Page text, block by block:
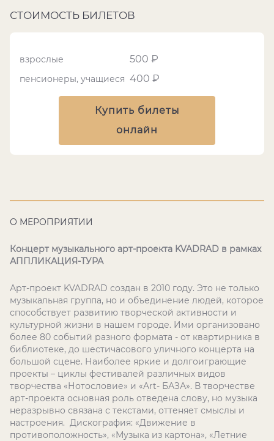
СТОИМОСТЬ БИЛЕТОВ
взрослые 500 ₽
пенсионеры, учащиеся 400 ₽
Купить билеты
онлайн
О МЕРОПРИЯТИИ
Концерт музыкального арт-проекта KVADRAD в рамках
АППЛИКАЦИЯ-ТУРА
Арт-проект KVADRAD создан в 2010 году. Это не только
музыкальная группа, но и объединение людей, которое
способствует развитию творческой активности и
культурной жизни в нашем городе. Ими организовано
более 80 событий разного формата - от квартирника в
библиотеке, до шестичасового уличного концерта на
большой сцене. Наиболее яркие и долгоиграющие
проекты – циклы фестивалей различных видов
творчества «Нотословие» и «Art- БАЗА». В творчестве
арт-проекта основная роль отведена слову, но музыка
неразрывно связана с текстами, оттеняет смыслы и
настроения. Дискография: «Движение в
противоположность», «Музыка из картона», «Летние